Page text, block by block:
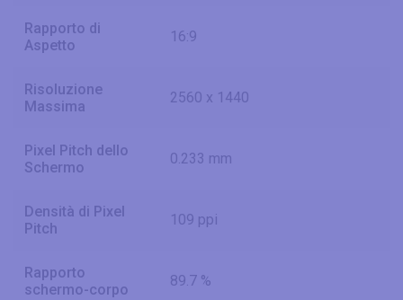
Rapporto di
Aspetto
16:9
Risoluzione
Massima
2560 x 1440
Pixel Pitch dello
Schermo
0.233 mm
Densità di Pixel
Pitch
109 ppi
Rapporto
schermo-corpo
89.7 %